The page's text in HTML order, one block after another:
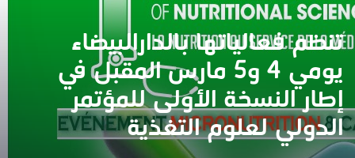
تنظم فعالياتها بالدارالبيضاء
يومي 4 و5 مارس المقبل في
إطار النسخة الأولى للمؤتمر
الدولي لعلوم التغذية